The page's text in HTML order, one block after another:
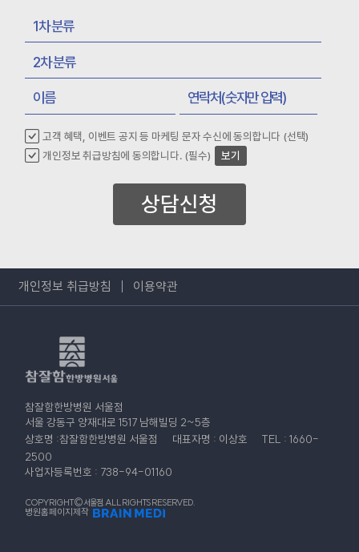
고객 혜택, 이벤트 공지 등 마케팅 문자 수신에 동의합니다 (선택)
개인정보 취급방침에 동의합니다. (필수)
보기
상담신청
개인정보 취급방침 이용약관
참잘함한방병원 서울점
서울 강동구 양재대로 1517 남해빌딩 2~5층
상호명 :참잘함한방병원 서울점
대표자명 : 이상호
TEL : 1660-
2500
사업자등록번호 : 738-94-01160
COPYRIGHT© 서울점. ALL RIGHTS RESERVED.
병원홈페이지제작